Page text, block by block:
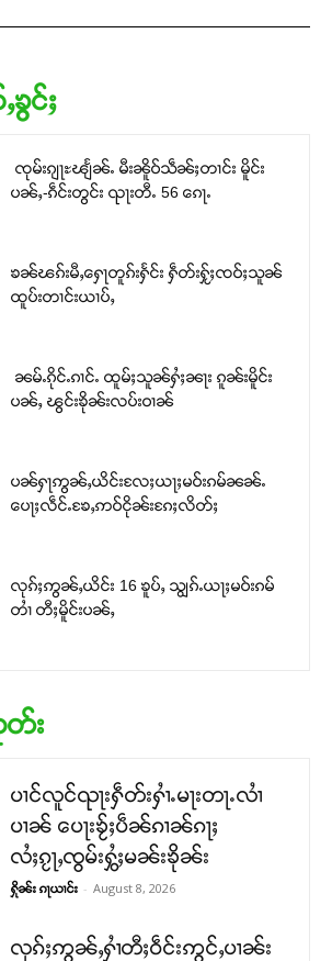
ၶွင်ႈ
ၸုမ်းၵျႃႊၽျႅၼ်ႉ မီးၼိူဝ်သဵၼ်ႈတၢင်း မိူင်း
ပၼ်ႇ-ၵဵင်းတွင်း ၺႃးတီႉ 56 ၵေႃႉ
ၶၼ်ၽၵ်းမီႇႁေႃတူၵ်းႁႅင်း ႁဵတ်းႁႂ်ႈၸဝ်ႈသူၼ်
ထူပ်းတၢင်းယၢပ်ႇ
ၼမ်ႉၵိုင်ႉၵၢင်ႉ ထူမ်ႈသူၼ်ႁႆႈၼႃး ၵူၼ်းမိူင်း
ပၼ်ႇ ၽွင်းၶိုၼ်းလပ်းဝၢၼ်
ပၼ်ႁႃဢွၼ်ႇယိင်းလႄႈယႃႈမဝ်းၵမ်ၼၼ်ႉ ​​
ပေႃႈလဵင်ႉၶႄႇဢဝ်ငိုၼ်းၵႄႈလိတ်ႈ
လုၵ်ႈဢွၼ်ႇယိင်း 16 ၶူပ်ႇ သျွၵ်ႉယႃႈမဝ်းၵမ်
တၢႆ တီႈမိူင်းပၼ်ႇ
တ်း
ပၢင်လူင်ၺႃးႁဵတ်းႁၢႆႉမႃးတႃႉလၢႆ
ပၢၼ် ​​ပေႃးၶႂ်ႈပဵၼ်ၵၢၼ်ၵႃႈ
လႆႈၵႂႃႇၸွမ်းႁွႆႈမၼ်းၶိုၼ်း
ႁိုၼ်း ၵႃယၢင်း - August 8, 2026
လုၵ်ႈဢွၼ်ႇႁၢႆတီႈဝဵင်းဢွင်ႇပၢၼ်း